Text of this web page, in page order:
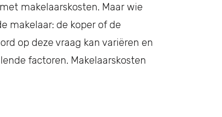
makelaarskosten. Maar wie
makelaar: de koper of de
op deze vraag kan variëren en
factoren. Makelaarskosten